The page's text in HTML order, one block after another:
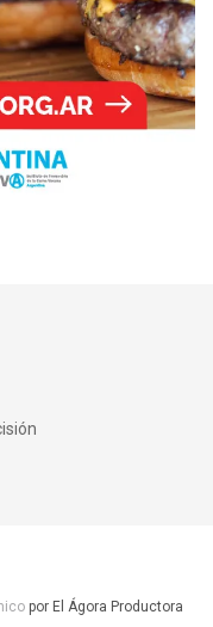
por El Ágora Productora